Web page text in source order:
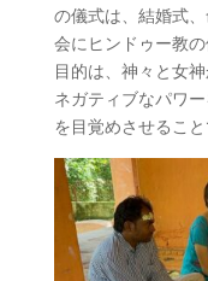
の儀式は、結婚式
会にヒンドゥー教
目的は、神々と女
ネガティブなパワ
を目覚めさせるこ